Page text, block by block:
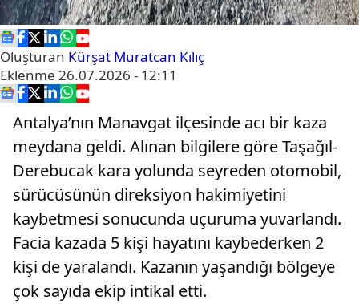
Oluşturan Kürşat Muratcan Kılıç
Eklenme 26.07.2026 - 12:11
Antalya’nın Manavgat ilçesinde acı bir kaza
meydana geldi. Alınan bilgilere göre Taşağıl-
Derebucak kara yolunda seyreden otomobil,
sürücüsünün direksiyon hakimiyetini
kaybetmesi sonucunda uçuruma yuvarlandı.
Facia kazada 5 kişi hayatını kaybederken 2
kişi de yaralandı. Kazanın yaşandığı bölgeye
çok sayıda ekip intikal etti.